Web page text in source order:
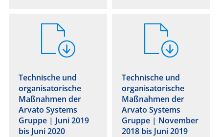
Technische und
organisatorische
Maßnahmen der
Arvato Systems
Gruppe | Juni 2019
bis Juni 2020
Technische und
organisatorische
Maßnahmen der
Arvato Systems
Gruppe | November
2018 bis Juni 2019